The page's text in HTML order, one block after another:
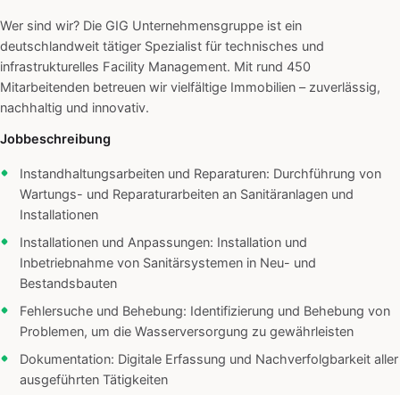
Wer sind wir? Die GIG Unternehmensgruppe ist ein
deutschlandweit tätiger Spezialist für technisches und
infrastrukturelles Facility Management. Mit rund 450
Mitarbeitenden betreuen wir vielfältige Immobilien – zuverlässig,
nachhaltig und innovativ.
Jobbeschreibung
Instandhaltungsarbeiten und Reparaturen: Durchführung von
Wartungs- und Reparaturarbeiten an Sanitäranlagen und
Installationen
Installationen und Anpassungen: Installation und
Inbetriebnahme von Sanitärsystemen in Neu- und
Bestandsbauten
Fehlersuche und Behebung: Identifizierung und Behebung von
Problemen, um die Wasserversorgung zu gewährleisten
Dokumentation: Digitale Erfassung und Nachverfolgbarkeit aller
ausgeführten Tätigkeiten